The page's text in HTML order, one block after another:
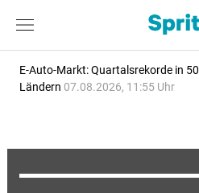
E-Auto-Markt: Quartalsrekorde in 50
Ländern 07.08.2026, 11:55 Uhr